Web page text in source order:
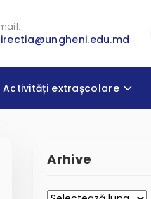
Activități extrașcolare
Arhive